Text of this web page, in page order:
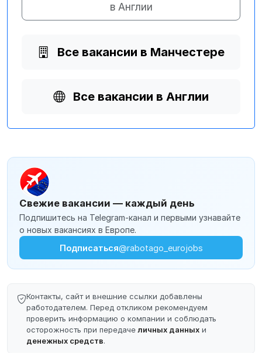
в Англии
Все вакансии в Манчестере
Все вакансии в Англии
Свежие вакансии — каждый день
Подпишитесь на Telegram-канал и первыми узнавайте
о новых вакансиях в Европе.
Подписаться@rabotago_eurojobs
Контакты, сайт и внешние ссылки добавлены
работодателем. Перед откликом рекомендуем
проверить информацию о компании и соблюдать
осторожность при передачеличных данных и
денежных средств.